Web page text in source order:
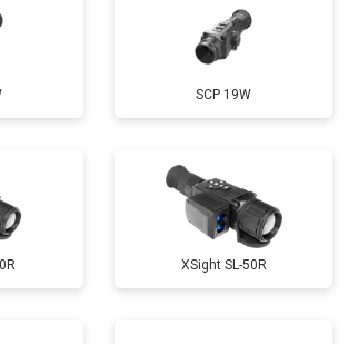
SCP 19W
XSight SL-50R